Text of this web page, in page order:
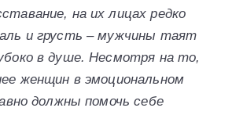
на их лицах редко
и грусть – мужчины таят
в душе. Несмотря на то,
женщин в эмоциональном
должны помочь себе